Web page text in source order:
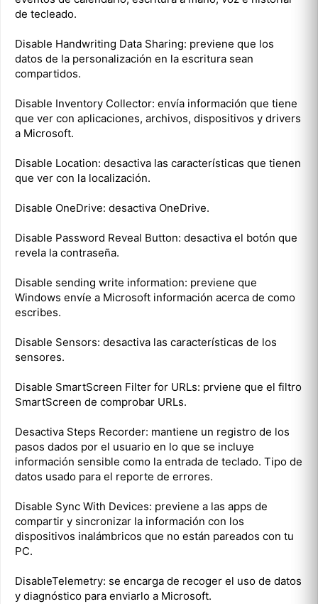
de tecleado.
Disable Handwriting Data Sharing: previene que los
datos de la personalización en la escritura sean
compartidos.
Disable Inventory Collector: envía información que tiene
que ver con aplicaciones, archivos, dispositivos y drivers
a Microsoft.
Disable Location: desactiva las características que tienen
que ver con la localización.
Disable OneDrive: desactiva OneDrive.
Disable Password Reveal Button: desactiva el botón que
revela la contraseña.
Disable sending write information: previene que
Windows envíe a Microsoft información acerca de como
escribes.
Disable Sensors: desactiva las características de los
sensores.
Disable SmartScreen Filter for URLs: prviene que el filtro
SmartScreen de comprobar URLs.
Desactiva Steps Recorder: mantiene un registro de los
pasos dados por el usuario en lo que se incluye
información sensible como la entrada de teclado. Tipo de
datos usado para el reporte de errores.
Disable Sync With Devices: previene a las apps de
compartir y sincronizar la información con los
dispositivos inalámbricos que no están pareados con tu
PC.
DisableTelemetry: se encarga de recoger el uso de datos
y diagnóstico para enviarlo a Microsoft.